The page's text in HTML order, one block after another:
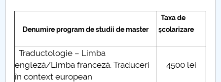
Evenimente CUP
Denumire program de studii de master
Taxa de
școlarizare
Traductologie – Limba
engleză/Limba franceză. Traduceri
în context european
4500 lei